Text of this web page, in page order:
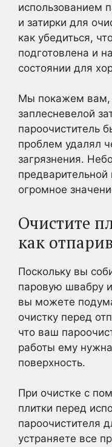
использованием
и затирки для
как убедиться,
подготовлена и
состоянии для
Мы покажем вам,
заплесневелой
пароочиститель
проблем удалял
загрязнения.
огромное
Очистите
как
Поскольку вы
паровую швабру
вы можете
очистку перед
что ваш
работы ему
поверхность.
При очистке с
плитки перед
пароочистителя
устраняете все